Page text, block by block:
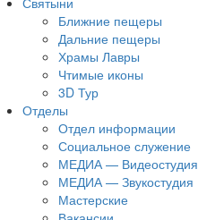
Ближние пещеры
Дальние пещеры
Храмы Лавры
Чтимые иконы
3D Тур
Отделы
Отдел информации
Социальное служение
МЕДИА — Видеостудия
МЕДИА — Звукостудия
Мастерские